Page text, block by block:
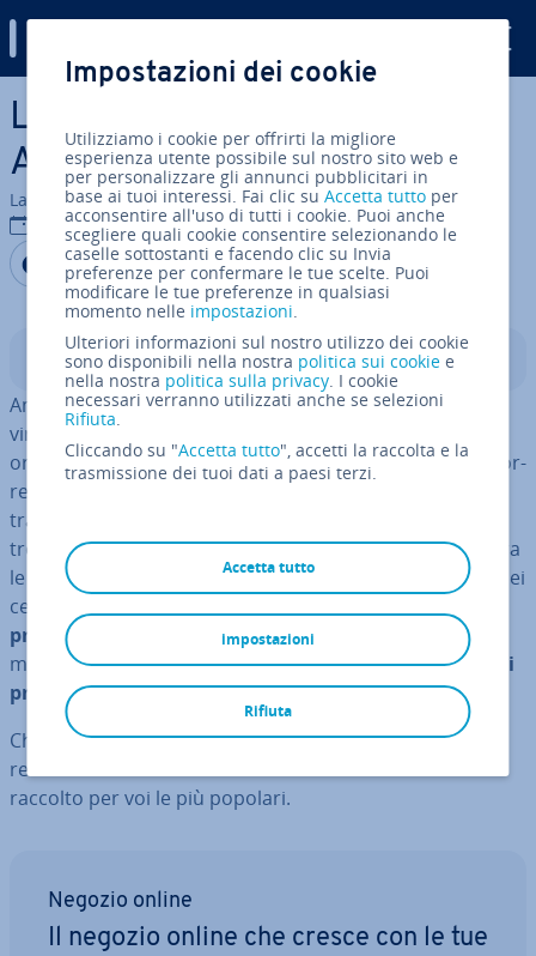
Vai al contenuto prin­ci­pa­le
Le migliori al­ter­na­ti­ve ad
Amazon
La redazione di IONOS
17 lug 2020
Condividi via Facebook
Condividi via Twitter
Condividi via LinkedIN
Aggiungi come fonte
preferita su Google
Indice
Amazon offre ai con­su­ma­to­ri un modello di business
vincente grazie ai prezzi contenuti e a un processo di
ordine molto comodo. Ciò rende la vita difficile ai con­cor­
ren­ti. Tuttavia, Amazon non gode di una buona nomea
tra gli addetti stampa: spesso la compagnia di Seattle si
trova a dover fron­teg­gia­re critiche a livello mondiale. Tra
le altre cose vengono criticate lecon­di­zio­ni di lavoro
nei
centri di spe­di­zio­ne e la
prodotti nuovi
. Inoltre l’industria teme che il leader di
mercato stia abusando della propriaforza nel dettare i
prezzi .
Chiunque ricerchi un’al­ter­na­ti­va a questo gigante si
rende subito conto che le al­ter­na­ti­ve ci sono. Abbiamo
raccolto per voi le più popolari.
Negozio online
Il negozio online che cresce con le tue
Impostazioni dei cookie
Utilizziamo i cookie per offrirti la migliore
esperienza utente possibile sul nostro sito web e
per personalizzare gli annunci pubblicitari in
base ai tuoi interessi. Fai clic suAccetta tutto per
acconsentire all'uso di tutti i cookie. Puoi anche
scegliere quali cookie consentire selezionando le
caselle sottostanti e facendo clic su Invia
preferenze per confermare le tue scelte. Puoi
modificare le tue preferenze in qualsiasi
momento nelle impostazioni.
Ulteriori informazioni sul nostro utilizzo dei cookie
sono disponibili nella nostra politica sui cookie e
nella nostra politica sulla privacy. I cookie
necessari verranno utilizzati anche se selezioni
Rifiuta.
Cliccando su "Accetta tutto", accetti la raccolta e la
trasmissione dei tuoi dati a paesi terzi.
Accetta tutto
Rifiuta
impostazioni